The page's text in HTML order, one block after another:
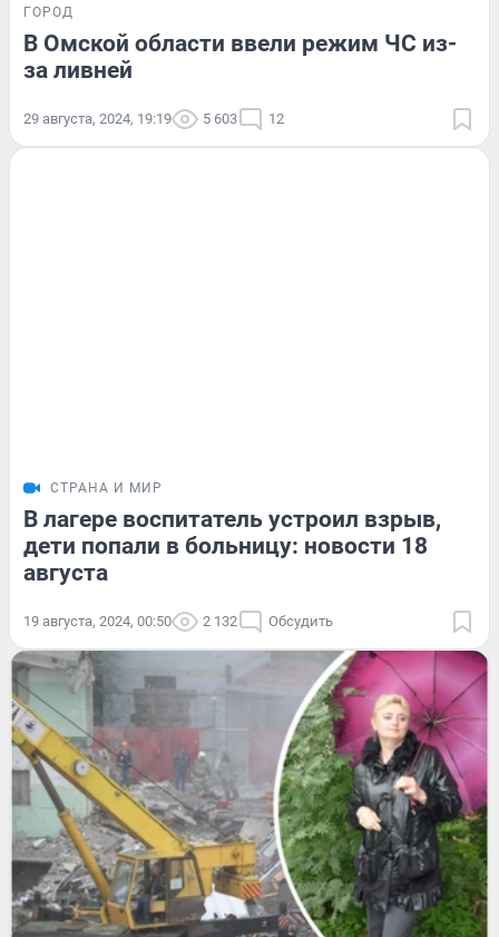
ГОРОД
В Омской области ввели режим ЧС из-
за ливней
29 августа, 2024, 19:19 5 603 12
СТРАНА И МИР
В лагере воспитатель устроил взрыв,
дети попали в больницу: новости 18
августа
19 августа, 2024, 00:50 2 132 Обсудить